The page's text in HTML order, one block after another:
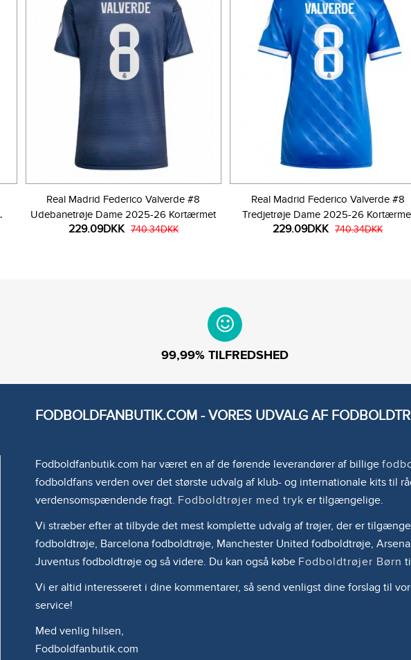
Real Madrid Federico Valverde #8
Udebanetrøje Dame 2025-26 Kortærmet
229.09DKK 740.34DKK
Real Madrid Federico Valverde #8
Tredjetrøje Dame 2025-26
229.09DKK 740.34DKK
99,99% TILFREDSHED
FODBOLDFANBUTIK.COM - VORES UDVALG AF
Fodboldfanbutik.com har været en af de førende leverandører af billige
fodboldfans verden over det største udvalg af klub- og internationale kits til
verdensomspændende fragt. Fodboldtrøjer med tryk er tilgængelige.
Vi stræber efter at tilbyde det mest komplette udvalg af trøjer, der er
fodboldtrøje, Barcelona fodboldtrøje, Manchester United fodboldtrøje,
Juventus fodboldtrøje og så videre. Du kan også købe Fodboldtrøjer Børn
Vi er altid interesseret i dine kommentarer, så send venligst dine forslag til
service!
Med venlig hilsen,
Fodboldfanbutik.com